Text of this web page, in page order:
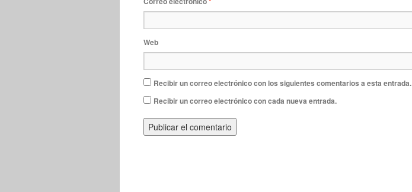
Web
Recibir un correo electrónico con los siguientes comentarios a esta entrada.
Recibir un correo electrónico con cada nueva entrada.